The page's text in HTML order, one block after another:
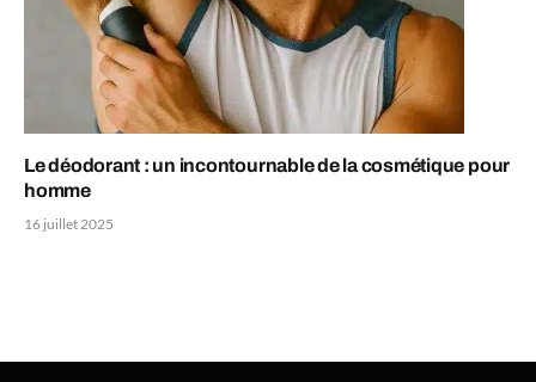
Le déodorant : un incontournable de la cosmétique pour
homme
16 juillet 2025